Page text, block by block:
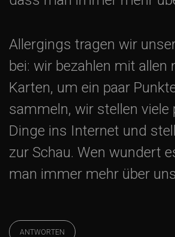
o
n
Allergings tragen wir
bei: wir bezahlen mit allen
Karten, um ein paar
sammeln, wir stellen viele
Dinge ins Internet und
zur Schau. Wen wundert
man immer mehr über
ANTWORTEN